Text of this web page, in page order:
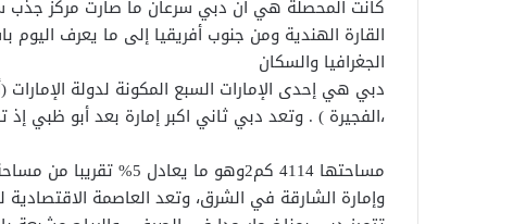
كانت المحصلة هي أن دبي سرعان ما صارت مركز
القارة الهندية ومن جنوب أفريقيا إلى ما يعرف اليوم
الجغرافيا والسكان
دبي هي إحدى الإمارات السبع المكونة لدولة
،الفجيرة ) . وتعد دبي ثاني اكبر إمارة بعد أبو ظبي إذ
مساحتها 4114 كم2وهو ما
وإمارة الشارقة في الشرق، وتعد العاصمة الاقتصادية